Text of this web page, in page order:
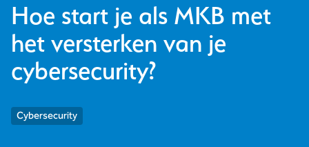
Hoe start je als MKB met
het versterken van je
cybersecurity?
Cybersecurity